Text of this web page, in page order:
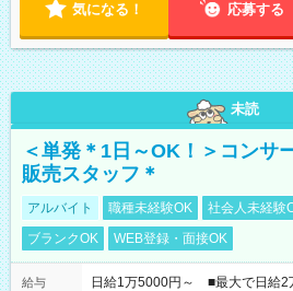
気になる！ 応募する
未読
＜単発＊1日～OK！＞コンサ
販売スタッフ＊
アルバイト 職種未経験OK 社会人未経験
ブランクOK
WEB登録・面接OK
給与
日給1万5000円～ ■最大で日給2